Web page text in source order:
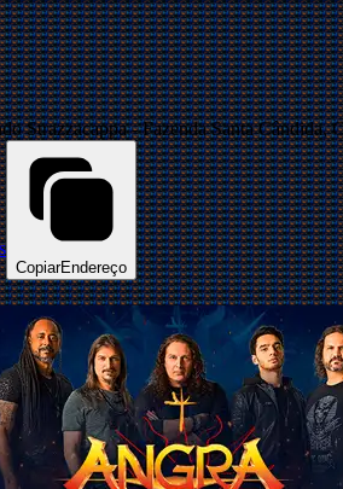
Strazzacappa - Fazenda Santa Cândida,
CopiarEndereço